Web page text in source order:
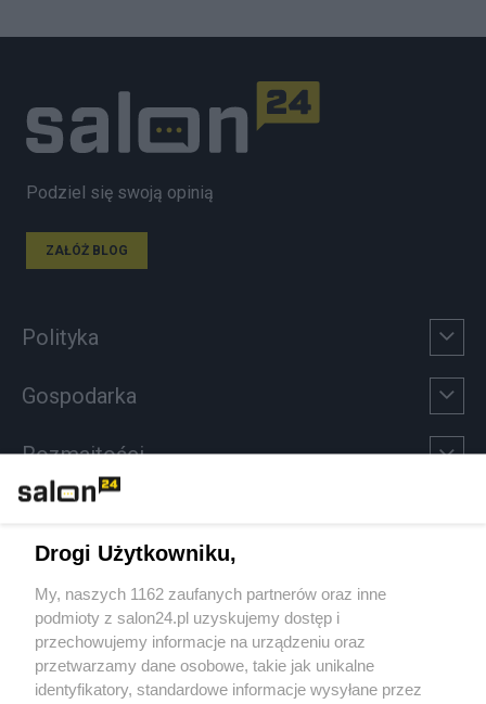
Podziel się swoją opinią
ZAŁÓŻ BLOG
Polityka
Gospodarka
Rozmaitości
Sport
Społeczeństwo
Kultura
Drogi Użytkowniku,
My, naszych 1162 zaufanych partnerów oraz inne
podmioty z salon24.pl uzyskujemy dostęp i
przechowujemy informacje na urządzeniu oraz
przetwarzamy dane osobowe, takie jak unikalne
identyfikatory, standardowe informacje wysyłane przez